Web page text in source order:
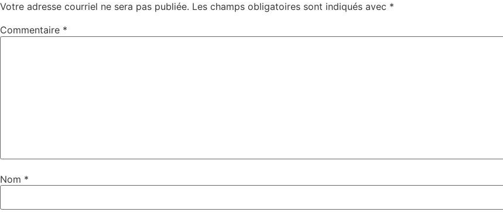
Votre adresse courriel ne sera pas publiée. Les champs obligatoires sont indiqués avec *
Commentaire *
Nom *